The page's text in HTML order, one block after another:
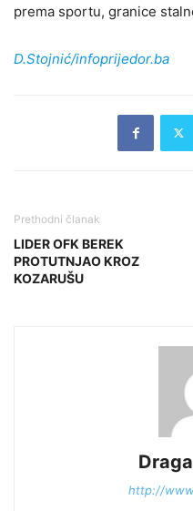
prema sportu, granice
D.Stojnić/infoprijedor.ba
Prethodni članak
LIDER OFK BEREK
PROTUTNJAO KROZ
KOZARUŠU
http://